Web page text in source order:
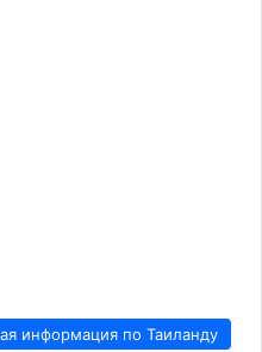
информация по Таиланду